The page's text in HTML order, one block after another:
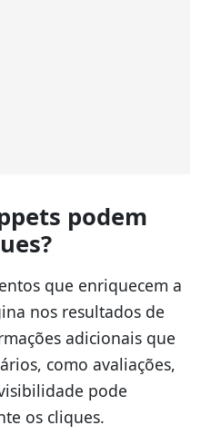
podem
que enriquecem a
nos resultados de
adicionais que
como avaliações,
pode
os cliques.